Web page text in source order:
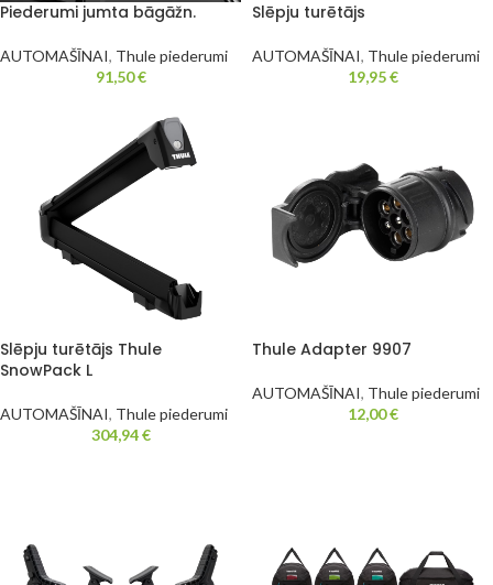
Piederumi jumta bāgāžn.
AUTOMAŠĪNAI, Thule piederumi
91,50€
Slēpju turētājs
AUTOMAŠĪNAI, Thule piederumi
19,95€
Slēpju turētājs Thule
SnowPack L
AUTOMAŠĪNAI, Thule piederumi
304,94€
Thule Adapter 9907
AUTOMAŠĪNAI, Thule piederumi
12,00€